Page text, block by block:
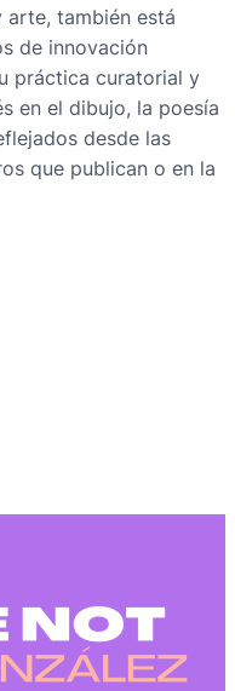
también está
de innovación
práctica curatorial y
en el dibujo, la poesía
desde las
que publican o en la